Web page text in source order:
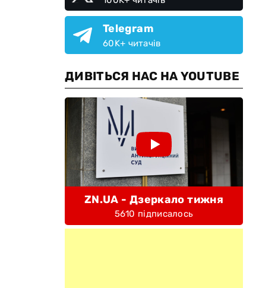
Telegram
60K+ читачів
ДИВІТЬСЯ НАС НА YOUTUBE
ZN.UA - Дзеркало тижня
5610 підписалось